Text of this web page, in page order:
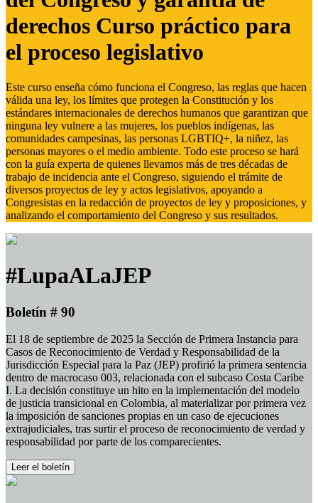
derechos Curso práctico para
el proceso legislativo
Este curso enseña cómo funciona el Congreso, las reglas que hacen
válida una ley, los límites que protegen la Constitución y los
estándares internacionales de derechos humanos que garantizan que
ninguna ley vulnere a las mujeres, los pueblos indígenas, las
comunidades campesinas, las personas LGBTIQ+, la niñez, las
personas mayores o el medio ambiente. Todo este proceso se hará
con la guía experta de quienes llevamos más de tres décadas de
trabajo de incidencia ante el Congreso, siguiendo el trámite de
diversos proyectos de ley y actos legislativos, apoyando a
Congresistas en la redacción de proyectos de ley y proposiciones, y
analizando el comportamiento del Congreso y sus resultados.
#LupaALaJEP
Boletín # 90
El 18 de septiembre de 2025 la Sección de Primera Instancia para
Casos de Reconocimiento de Verdad y Responsabilidad de la
Jurisdicción Especial para la Paz (JEP) profirió la primera sentencia
dentro de macrocaso 003, relacionada con el subcaso Costa Caribe
I. La decisión constituye un hito en la implementación del modelo
de justicia transicional en Colombia, al materializar por primera vez
la imposición de sanciones propias en un caso de ejecuciones
extrajudiciales, tras surtir el proceso de reconocimiento de verdad y
responsabilidad por parte de los comparecientes.
Leer el boletín